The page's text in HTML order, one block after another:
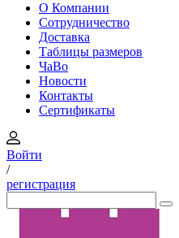
О Компании
Сотрудничество
Доставка
Таблицы размеров
ЧаВо
Новости
Контакты
Сертификаты
Войти
/
регистрация